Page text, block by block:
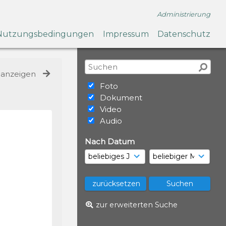
Administrierung
Impressum Datenschutz
Foto
Dokument
Video
Audio
Nach Datum
zur erweiterten Suche